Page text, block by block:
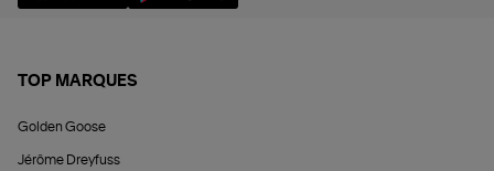
TOP MARQUES
Golden Goose
Jérôme Dreyfuss